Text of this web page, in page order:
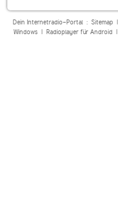
Dein Internetradio-Portal : Sitemap|
Windows| Radioplayer für Android|